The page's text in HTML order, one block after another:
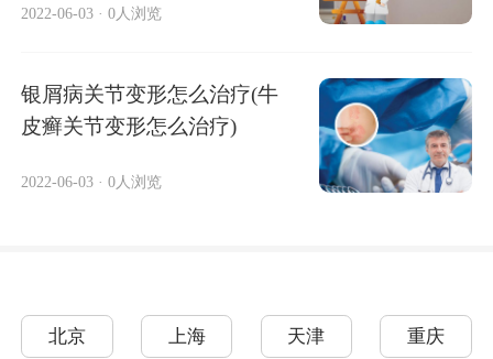
2022-06-03 · 0人浏览
银屑病关节变形怎么治疗(牛
皮癣关节变形怎么治疗)
2022-06-03 · 0人浏览
北京 上海 天津 重庆